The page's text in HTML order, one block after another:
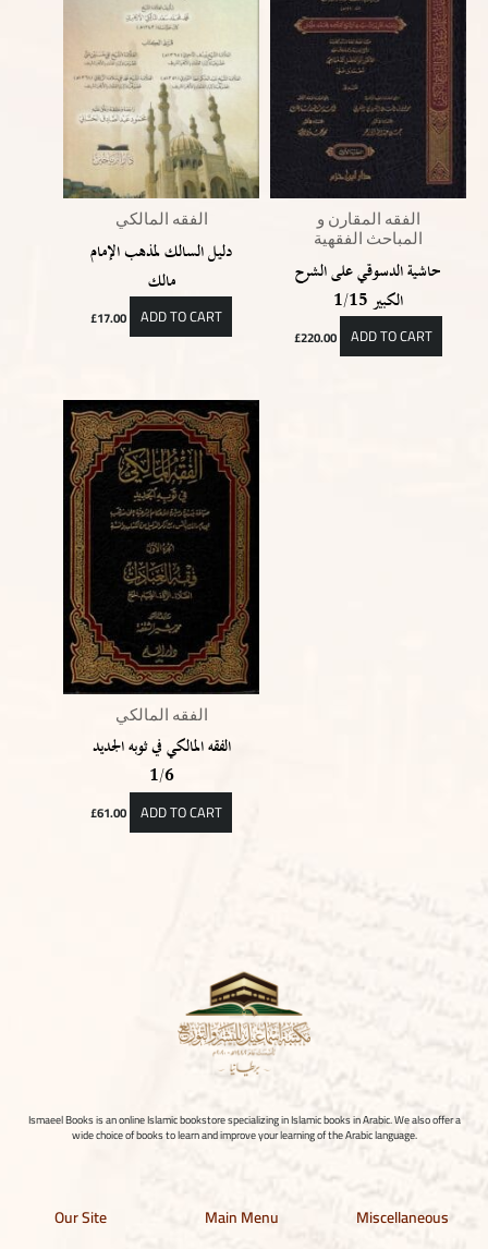
الفقه المالكي
دليل السالك لمذهب الإمام
مالك
£17.00 ADD TO CART
الفقه المقارن و
المباحث الفقهية
حاشية الدسوقي على الشرح
الكبير 1/15
£220.00 ADD TO CART
الفقه المالكي
الفقه المالكي في ثوبه الجديد
1/6
£61.00 ADD TO CART
Ismaeel Books is an online Islamic bookstore specializing in Islamic books in Arabic. We also offer a
wide choice of books to learn and improve your learning of the Arabic language.
Our Site Main Menu Miscellaneous